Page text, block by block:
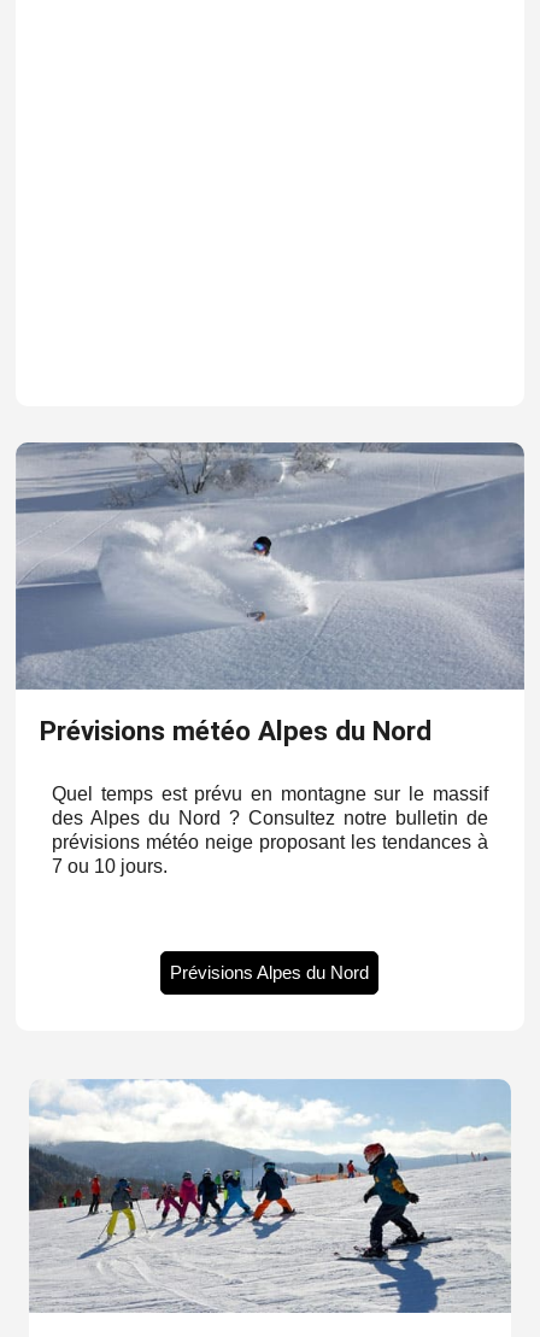
Prévisions météo Alpes du Nord
Quel temps est prévu en montagne sur le massif
des Alpes du Nord ? Consultez notre bulletin de
prévisions météo neige proposant les tendances à
7 ou 10 jours.
Prévisions Alpes du Nord